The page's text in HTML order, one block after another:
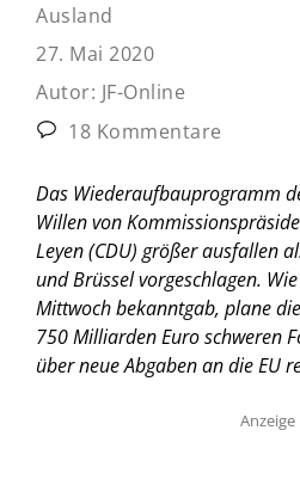
Ausland
27. Mai 2020
Autor: JF-Online
18 Kommentare
Das Wiederaufbauprogramm
Willen von
Leyen (CDU) größer ausfallen
und Brüssel vorgeschlagen.
Mittwoch bekanntgab, plane
750 Milliarden Euro schweren
über neue Abgaben an die EU
Anzeige